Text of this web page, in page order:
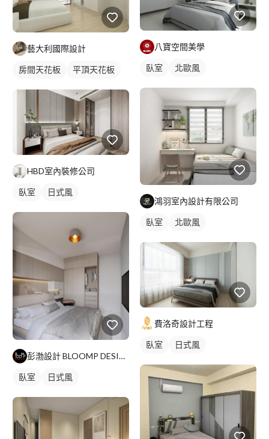
藝大利國際設計
房間天花板 平頂天花板
HBD室內裝修公司
臥室 日式風
彭渤設計 BLOOMP DESIGN
臥室 日式風
八寶空間美學
臥室 北歐風
鴻羽室內設計有限公司
臥室 北歐風
費洛奇設計工程
臥室 日式風